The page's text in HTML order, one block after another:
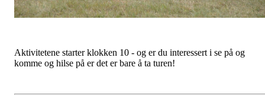
Aktivitetene starter klokken 10 - og er du interessert i se på og
komme og hilse på er det er bare å ta turen!